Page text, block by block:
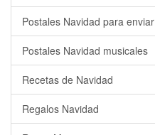
Postales Navidad para enviar
Postales Navidad musicales
Recetas de Navidad
Regalos Navidad